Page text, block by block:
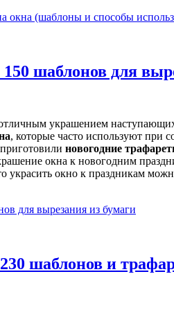
окна (шаблоны и способы
шаблонов для
украшением
, которые часто используют при
новогодние
окна к новогодним
украсить окно к праздникам
для вырезания из бумаги
шаблонов и